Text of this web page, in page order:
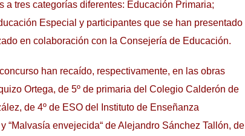
a tres categorías diferentes: Educación Primaria;
Especial y participantes que se han presentado
en colaboración con la Consejería de Educación.
han recaído, respectivamente, en las obras
Ortega, de 5º de primaria del Colegio Calderón de
de 4º de ESO del Instituto de Enseñanza
“Malvasía envejecida“ de Alejandro Sánchez Tallón, de